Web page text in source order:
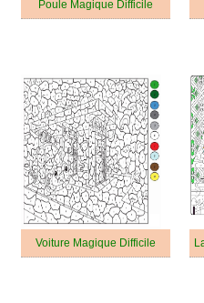
Poule Magique Difficile
Voiture Magique Difficile